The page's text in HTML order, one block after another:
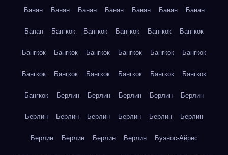
Банан Банан Банан Банан Банан Банан Банан
Банан Бангкок Бангкок Бангкок Бангкок Бангкок
Бангкок Бангкок Бангкок Бангкок Бангкок Бангкок
Бангкок Бангкок Бангкок Бангкок Бангкок Бангкок
Бангкок Берлин Берлин Берлин Берлин Берлин
Берлин Берлин Берлин Берлин Берлин Берлин
Берлин Берлин Берлин Берлин Буэнос-Айрес